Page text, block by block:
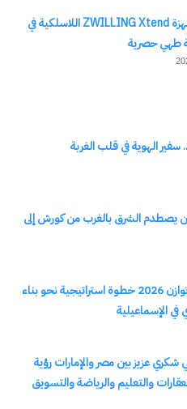
لرسالة صالون الرواد
وترسيخ قيم الانتماء
من خلال حوار جاد يجمع
تافولا تطلق أجهزة ZWILLING Xtend اللاسلكية في
طهي حصرية
الهوية في قلب الغربة
يصطدم الشرق بالغرب من كورش إلى
انطلاق ملتقى توازن 2026 خطوة استراتيجية نحو بناء
في الإسماعيلية
شكري عزيز بين مصر والإمارات رؤية
والتعليم والرياضة والتسويق